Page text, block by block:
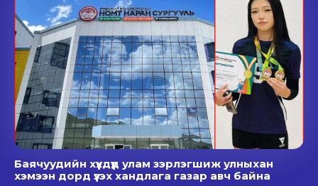
Баячуудийн хүүхдүүд улам зэрлэгшиж улныхан
хэмээн дорд үзэх хандлага газар авч байна